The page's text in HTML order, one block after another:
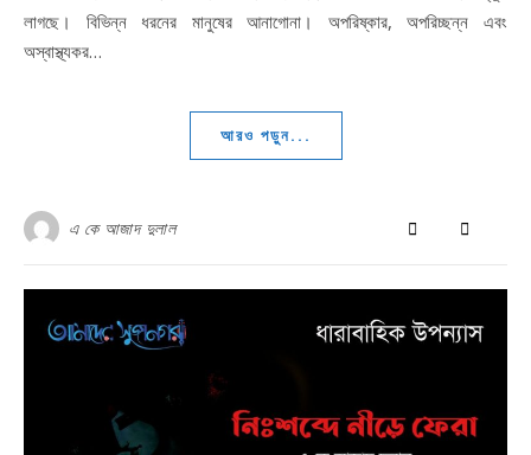
লাগছে। বিভিন্ন ধরনের মানুষের আনাগোনা। অপরিষ্কার, অপরিচ্ছন্ন এবং
অস্বাস্থ্যকর…
আরও পড়ুন...
এ কে আজাদ দুলাল